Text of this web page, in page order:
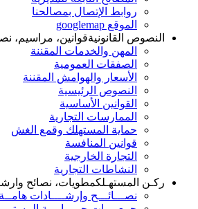
روابط الإتصال بمصالحنا
الموقع googlemap
النصوص القانونيةقوانين، مراسيم،
المهن والخدمات المقننة
الصفقات العمومية
الأسعار والهوامش المقننة
النصوص الرئيسية
القوانين الأساسية
الممارسات التجارية
حماية المستهلك وقمع الغش
قوانين المنافسة
التجارة الخارجية
النشاطات التجارية
ركـن المستهـلكمطويات، نصائح
نصـــائـــح وإرشــــادات هامــة